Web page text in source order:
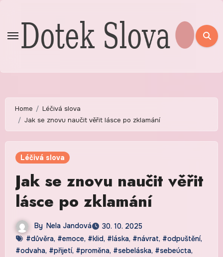
content
Home
Léčivá slova
Jak se znovu naučit věřit lásce po zklamání
Léčivá slova
Jak se znovu naučit věřit
lásce po zklamání
By Nela Jandová
30. 10. 2025
#důvěra, #emoce, #klid, #láska, #návrat, #odpuštění,
#odvaha, #přijetí, #proměna, #sebeláska, #sebeúcta,